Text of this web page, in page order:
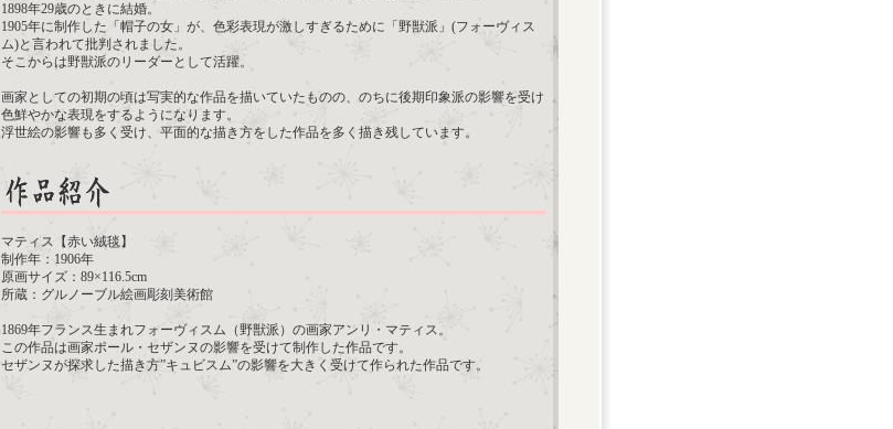
1898年29歳のときに結婚。
1905年に制作した「帽子の女」が、色彩表現が激しすぎるために「野獣派」(フォーヴィス
ム)と言われて批判されました。
そこからは野獣派のリーダーとして活躍。
画家としての初期の頃は写実的な作品を描いていたものの、のちに後期印象派の影響を受け
色鮮やかな表現をするようになります。
浮世絵の影響も多く受け、平面的な描き方をした作品を多く描き残しています。
マティス【赤い絨毯】
制作年：1906年
原画サイズ：89×116.5cm
所蔵：グルノーブル絵画彫刻美術館
1869年フランス生まれフォーヴィスム（野獣派）の画家アンリ・マティス。
この作品は画家ポール・セザンヌの影響を受けて制作した作品です。
セザンヌが探求した描き方”キュビスム”の影響を大きく受けて作られた作品です。